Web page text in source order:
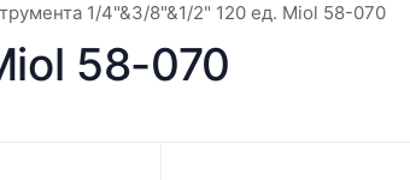
1/4"&3/8"&1/2" 120 ед. Miol 58-070
58-070